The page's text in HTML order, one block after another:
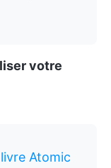
votre
Atomic